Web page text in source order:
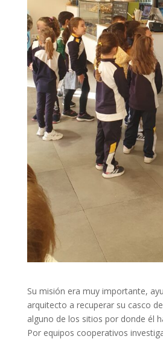
Su misión era muy importante,
arquitecto a recuperar su casco
alguno de los sitios por donde él
Por equipos cooperativos